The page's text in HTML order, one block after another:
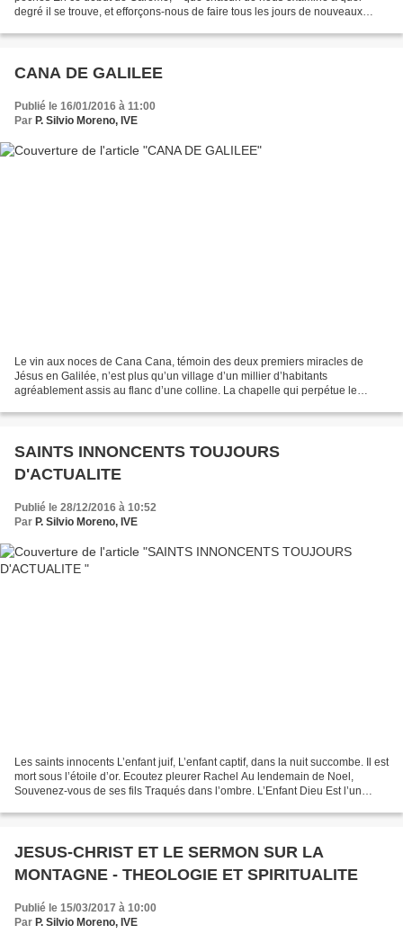
degré il se trouve, et efforçons-nous de faire tous les jours de nouveaux
CANA DE GALILEE
Publié le 16/01/2016 à 11:00
Par P. Silvio Moreno, IVE
Le vin aux noces de Cana Cana, témoin des deux premiers miracles de
Jésus en Galilée, n’est plus qu’un village d’un millier d’habitants
agréablement assis au flanc d’une colline. La chapelle qui perpétue le
SAINTS INNONCENTS TOUJOURS
D'ACTUALITE
Publié le 28/12/2016 à 10:52
Par P. Silvio Moreno, IVE
Les saints innocents L’enfant juif, L’enfant captif, dans la nuit succombe. Il est
mort sous l’étoile d’or. Ecoutez pleurer Rachel Au lendemain de Noel,
Souvenez-vous de ses fils Traqués dans l’ombre. L’Enfant Dieu Est l’un
JESUS-CHRIST ET LE SERMON SUR LA
MONTAGNE - THEOLOGIE ET SPIRITUALITE
Publié le 15/03/2017 à 10:00
Par P. Silvio Moreno, IVE